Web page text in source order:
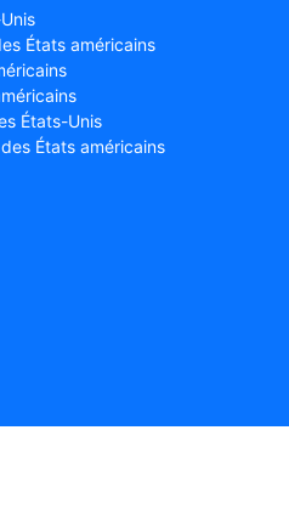
États américains
États-Unis
États américains